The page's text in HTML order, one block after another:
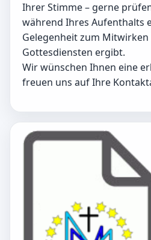
Ihrer Stimme – gerne
während Ihres Aufenthalts
Gelegenheit zum
Gottesdiensten ergibt.
Wir wünschen Ihnen eine
freuen uns auf Ihre